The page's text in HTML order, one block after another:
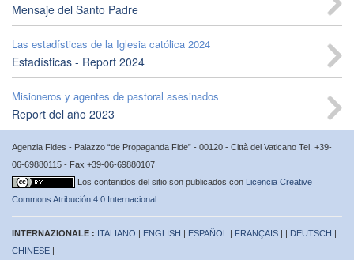
Mensaje del Santo Padre
Las estadísticas de la Iglesia católica 2024
Estadísticas - Report 2024
Misioneros y agentes de pastoral asesinados
Report del año 2023
Agenzia Fides - Palazzo “de Propaganda Fide” - 00120 - Città del Vaticano Tel. +39-
06-69880115 - Fax +39-06-69880107
Los contenidos del sitio son publicados con Licencia Creative
Commons Atribución 4.0 Internacional
INTERNAZIONALE : ITALIANO | ENGLISH | ESPAÑOL | FRANÇAIS | | DEUTSCH |
CHINESE |